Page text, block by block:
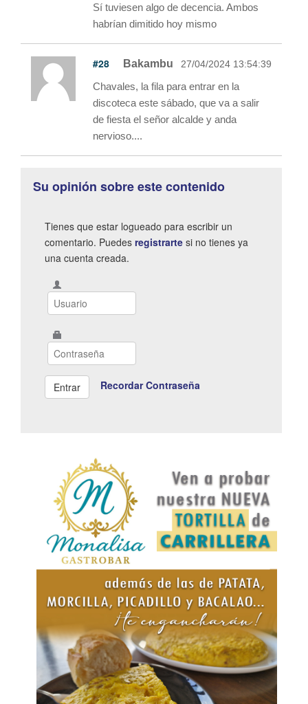
Sí tuviesen algo de decencia. Ambos
habrían dimitido hoy mismo
#28 Bakambu 27/04/2024 13:54:39
Chavales, la fila para entrar en la
discoteca este sábado, que va a salir
de fiesta el señor alcalde y anda
nervioso....
Su opinión sobre este contenido
Tienes que estar logueado para escribir un
comentario. Puedes registrarte si no tienes ya
una cuenta creada.
Recordar Contraseña